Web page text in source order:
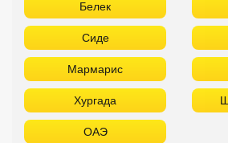
Белек
Сиде
Мармарис
Хургада
ОАЭ